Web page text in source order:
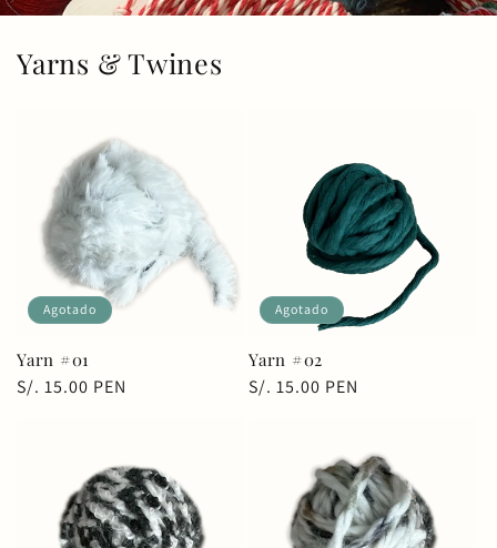
Yarns & Twines
Agotado
Yarn #01
Precio
S/. 15.00 PEN
Agotado
Yarn #02
Precio
S/. 15.00 PEN